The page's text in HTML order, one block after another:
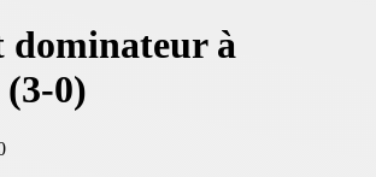
dominateur à
0)